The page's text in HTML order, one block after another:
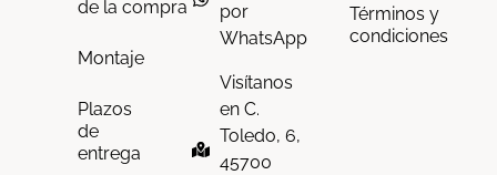
de la compra
Montaje
Plazos
de
entrega
por
WhatsApp
Visítanos
en C.
Toledo, 6,
45700
Términos y
condiciones